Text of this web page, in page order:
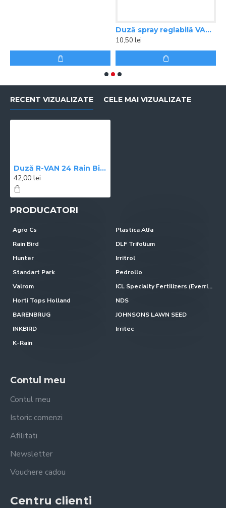
RECENT VIZUALIZATE CELE MAI VIZUALIZATE
Duză R-VAN 24 Rain Bird, raza 7,3 m, 45° - 270°
42,00 lei
PRODUCATORI
Agro Cs
Plastica Alfa
Rain Bird
DLF Trifolium
Hunter
Irritrol
Standart Park
Pedrollo
Valrom
ICL Specialty Fertilizers (Everris-Scotts)
Horti Tops Holland
NDS
BARENBRUG
JOHNSONS LAWN SEED
INKBIRD
Irritec
K-Rain
Contul meu
Contul meu
Istoric comenzi
Afilitati
Newsletter
Vouchere cadou
Centru clienti